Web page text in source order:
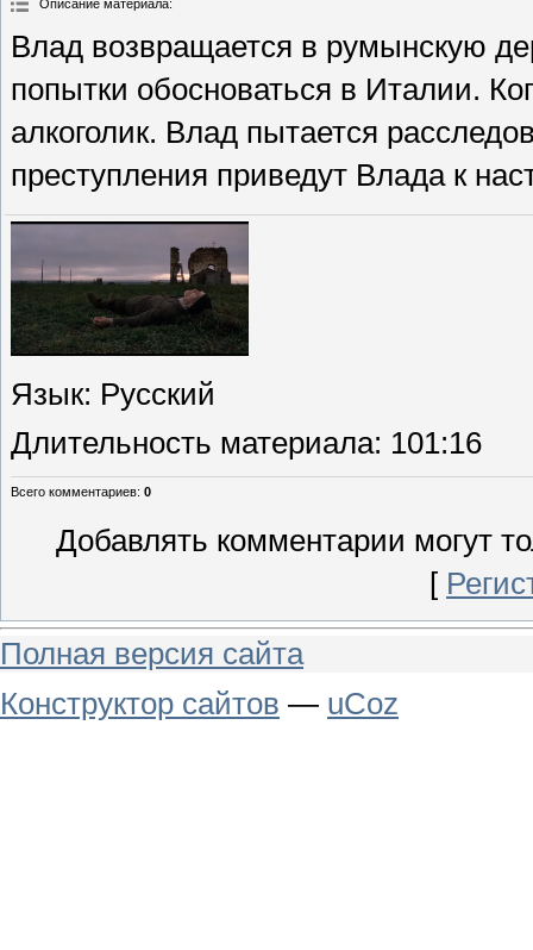
Описание материала:
Влад возвращается в румынскую
попытки обосноваться в Италии.
алкоголик. Влад пытается
преступления приведут Влада к
Язык: Русский
Длительность материала: 101:16
Всего комментариев: 0
Добавлять комментарии могут
[
Полная версия сайта
Конструктор сайтов — uCoz